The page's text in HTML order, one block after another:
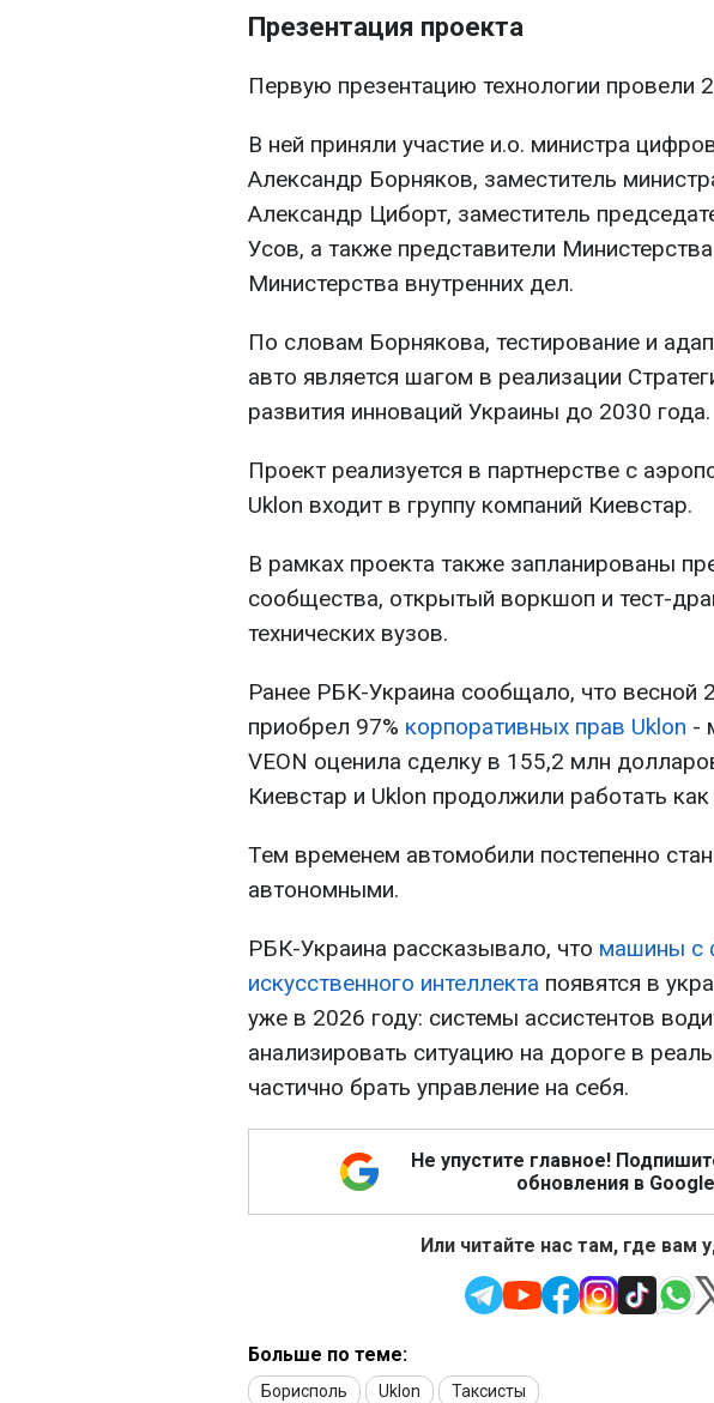
Презентация проекта
Первую презентацию технологии провели
В ней приняли участие и.о. министра
Александр Борняков, заместитель
Александр Циборт, заместитель
Усов, а также представители
Министерства внутренних дел.
По словам Борнякова, тестирование и
авто является шагом в реализации
развития инноваций Украины до 2030 года.
Проект реализуется в партнерстве с
Uklon входит в группу компаний Киевстар.
В рамках проекта также запланированы
сообщества, открытый воркшоп и тест-
технических вузов.
Ранее РБК-Украина сообщало, что весной
приобрел 97% корпоративных прав Uklon -
VEON оценила сделку в 155,2 млн
Киевстар и Uklon продолжили работать
Тем временем автомобили постепенно
автономными.
РБК-Украина рассказывало, что машины с
искусственного интеллекта появятся в
уже в 2026 году: системы ассистентов
анализировать ситуацию на дороге в
частично брать управление на себя.
Не упустите главное!
обновления в
Или читайте нас там, где вам
Больше по теме:
Борисполь Uklon Таксисты